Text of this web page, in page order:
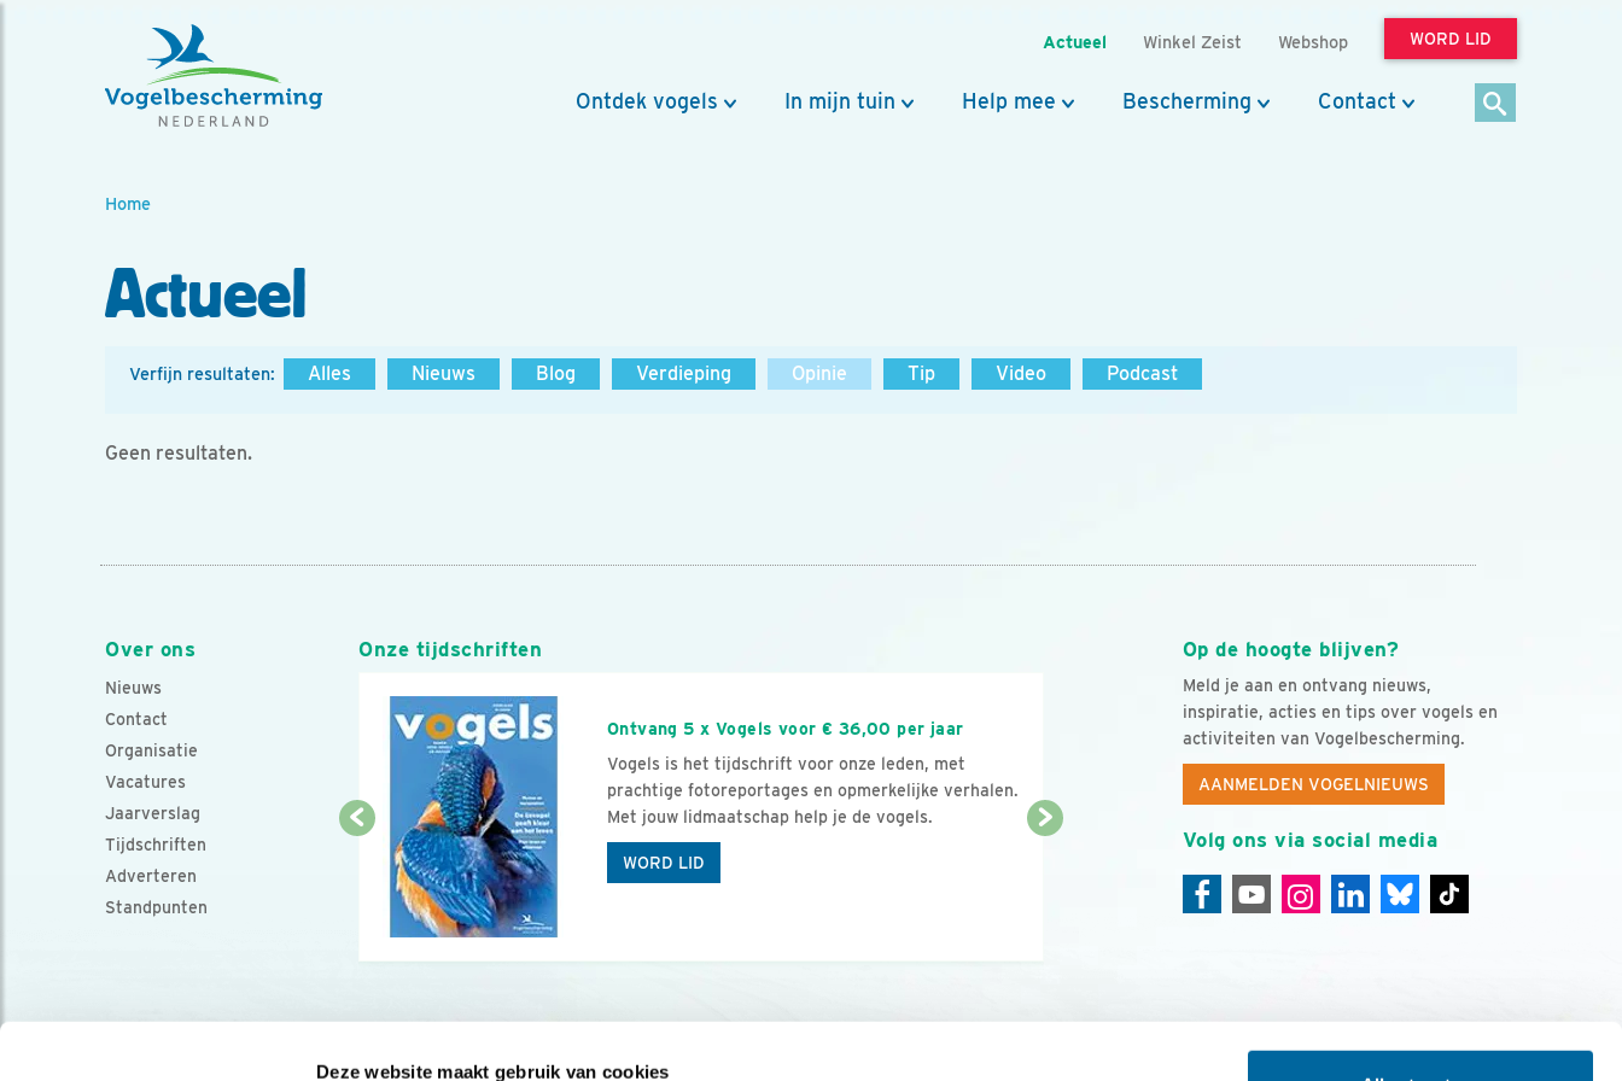
Deze website maakt gebruik van cookies
Actueel Winkel Zeist Webshop WORD LID
Ontdek vogels In mijn tuin Help mee Bescherming Contact
Home
Actueel
Verfijn resultaten: Alles Nieuws Blog Verdieping Opinie Tip Video Podcast
Geen resultaten.
Over ons
Nieuws
Contact
Organisatie
Vacatures
Jaarverslag
Tijdschriften
Adverteren
Standpunten
Op de hoogte blijven?
Meld je aan en ontvang nieuws,
inspiratie, acties en tips over vogels en
activiteiten van Vogelbescherming.
AANMELDEN VOGELNIEUWS
Volg ons via social media
Onze tijdschriften
Ontvang 5 x Vogels voor € 36,00 per jaar
Vogels is het tijdschrift voor onze leden, met
prachtige fotoreportages en opmerkelijke verhalen.
Met jouw lidmaatschap help je de vogels.
WORD LID